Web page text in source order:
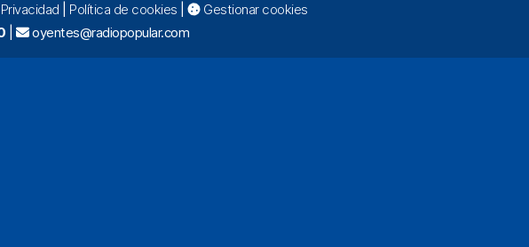
Política de cookies
Gestionar cookies
| oyentes@radiopopular.com